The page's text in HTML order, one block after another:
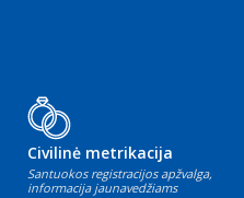
Civilinė metrikacija
Santuokos registracijos apžvalga,
informacija jaunavedžiams